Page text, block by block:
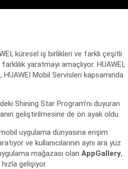
küresel iş birlikleri ve farklı çeşitli
yaratmayı amaçlıyor. HUAWEI,
Mobil Servisleri kapsamında
Shining Star Program’nı duyuran
geliştirilmesine de ön ayak oldu.
uygulama dünyasına erişim
ve kullanıcılarının aynı ara yüz
mağazası olan AppGallery,
gelişiyor.